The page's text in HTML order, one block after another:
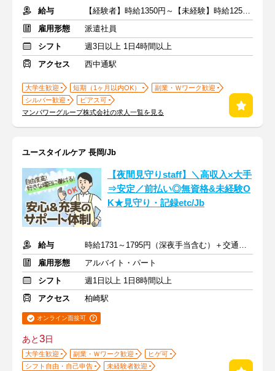
給与
【経験者】時給1350円～【未経験】時給1250円～ ※交通費全額
雇用形態
派遣社員
シフト
週3日以上 1日4時間以上
アクセス
西中通駅
大学生歓迎 短期（1ヶ月以内OK）
副業・Ｗワーク歓迎
シルバー歓迎
ピアス可
マンパワーグループ株式会社の求人一覧を見る
ユースタイルケア 長岡/Jb
【夜間見守りstaff】＼高収入×大手
⇒安定／前払い◎無資格&未経験O
K★見守り・記録etc/Jb
給与
時給1731～1795円（深夜手当含む）＋交通費支給
雇用形態
アルバイト・パート
シフト
週1日以上 1日8時間以上
アクセス
柏崎駅
オンライン面接可
あと3日
大学生歓迎 副業・Ｗワーク歓迎
ヒゲ可
シフト自由・自己申告
未経験者歓迎